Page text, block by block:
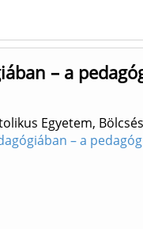
– a
Egyetem,
– a